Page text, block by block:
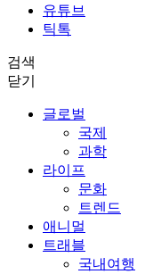
유튜브
틱톡
검색
닫기
글로벌
국제
과학
라이프
문화
트렌드
애니멀
트래블
국내여행